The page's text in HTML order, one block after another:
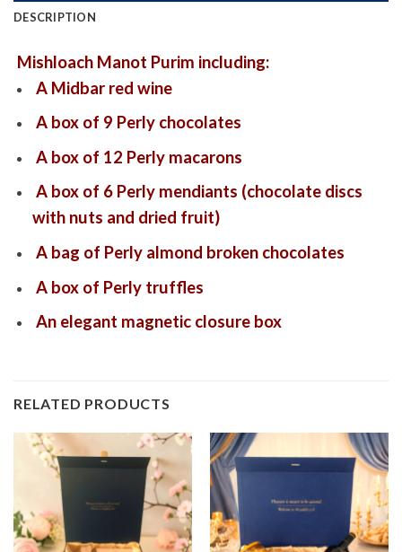
DESCRIPTION
Mishloach Manot Purim including:
A Midbar red wine
A box of 9 Perly chocolates
A box of 12 Perly macarons
A box of 6 Perly mendiants (chocolate discs
with nuts and dried fruit)
A bag of Perly almond broken chocolates
A box of Perly truffles
An elegant magnetic closure box
RELATED PRODUCTS